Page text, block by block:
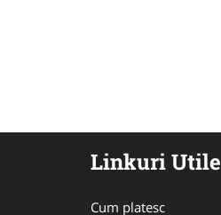
Linkuri Utile
Cum platesc